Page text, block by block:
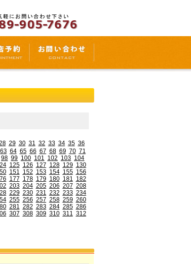
29 30 31 32 33 34 35 36
63 64 65 66 67 68 69 70 71
98 99 100 101 102 103 104
125 126 127 128 129 130
151 152 153 154 155 156
177 178 179 180 181 182
203 204 205 206 207 208
229 230 231 232 233 234
255 256 257 258 259 260
281 282 283 284 285 286
307 308 309 310 311 312